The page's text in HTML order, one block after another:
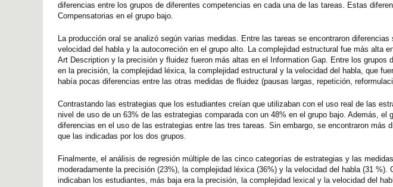
diferencias entre los grupos de diferentes competencias en cada una de las tareas. Estas
Compensatorias en el grupo bajo.
La producción oral se analizó según varias medidas. Entre las tareas se encontraron
velocidad del habla y la autocorreción en el grupo alto. La complejidad estructural fue más alta
Art Description y la precisión y fluidez fueron más altas en el Information Gap. Entre los
en la precisión, la complejidad léxica, la complejidad estructural y la velocidad del habla, que
había pocas diferencias entre las otras medidas de fluidez (pausas largas, repetición,
Contrastando las estrategias que los estudiantes creían que utilizaban con el uso real de las
nivel de uso de un 63% de las estrategias comparada con un 48% en el grupo bajo. Además,
diferencias en el uso de las estrategias entre las tres tareas. Sin embargo, se encontraron más
que las indicadas por los dos grupos.
Finalmente, el análisis de regresión múltiple de las cinco categorías de estrategias y las
moderadamente la precisión (23%), la complejidad léxica (36%) y la velocidad del habla (31
indicaban los estudiantes, más baja era la precisión, la complejidad lexical y la velocidad del